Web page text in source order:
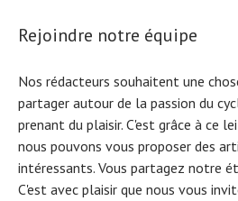
Rejoindre notre équipe
Nos rédacteurs souhaitent une
partager autour de la passion du
prenant du plaisir. C'est grâce à ce
nous pouvons vous proposer des
intéressants. Vous partagez notre
C'est avec plaisir que nous vous